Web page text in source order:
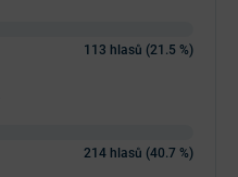
113 hlasů (21.5 %)
214 hlasů (40.7 %)